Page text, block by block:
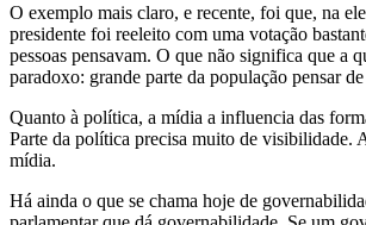
O exemplo mais claro, e recente, foi que, na
presidente foi reeleito com uma votação
pessoas pensavam. O que não significa que a
paradoxo: grande parte da população pensar
Quanto à política, a mídia a influencia das
Parte da política precisa muito de visibilidade.
mídia.
Há ainda o que se chama hoje de